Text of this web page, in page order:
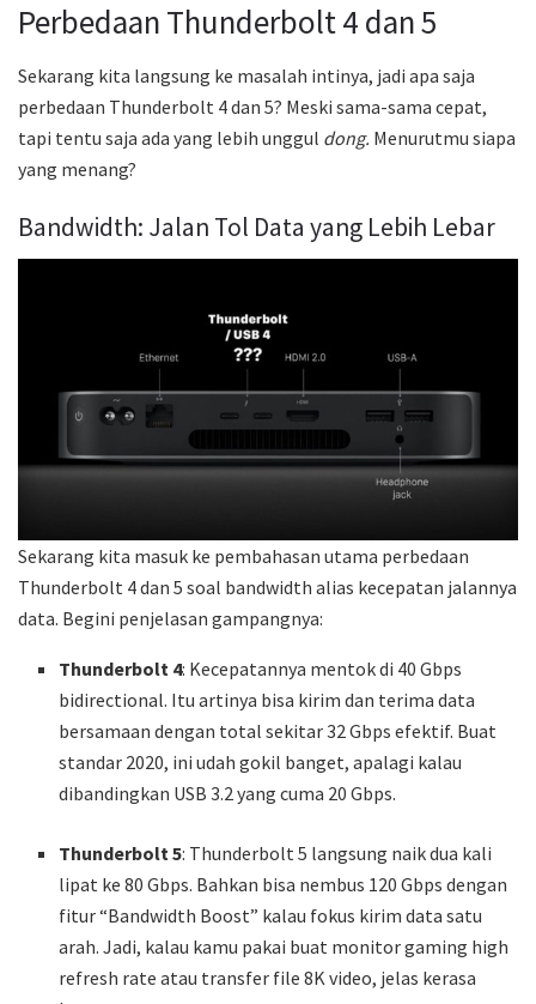
Perbedaan Thunderbolt 4 dan 5
Sekarang kita langsung ke masalah intinya, jadi apa saja
perbedaan Thunderbolt 4 dan 5? Meski sama-sama cepat,
tapi tentu saja ada yang lebih unggul dong. Menurutmu siapa
yang menang?
Bandwidth: Jalan Tol Data yang Lebih Lebar
Sekarang kita masuk ke pembahasan utama perbedaan
Thunderbolt 4 dan 5 soal bandwidth alias kecepatan jalannya
data. Begini penjelasan gampangnya:
Thunderbolt 4: Kecepatannya mentok di 40 Gbps
bidirectional. Itu artinya bisa kirim dan terima data
bersamaan dengan total sekitar 32 Gbps efektif. Buat
standar 2020, ini udah gokil banget, apalagi kalau
dibandingkan USB 3.2 yang cuma 20 Gbps.
Thunderbolt 5: Thunderbolt 5 langsung naik dua kali
lipat ke 80 Gbps. Bahkan bisa nembus 120 Gbps dengan
fitur “Bandwidth Boost” kalau fokus kirim data satu
arah. Jadi, kalau kamu pakai buat monitor gaming high
refresh rate atau transfer file 8K video, jelas kerasa